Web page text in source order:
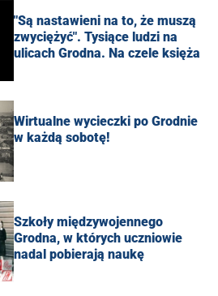
"Są nastawieni na to, że muszą
zwyciężyć". Tysiące ludzi na
ulicach Grodna. Na czele księża
Wirtualne wycieczki po Grodnie
w każdą sobotę!
Szkoły międzywojennego
Grodna, w których uczniowie
nadal pobierają naukę